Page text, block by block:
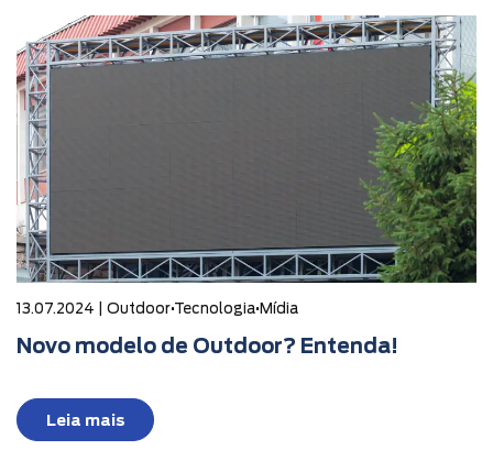
13.07.2024 | Outdoor•Tecnologia• Mídia
Novo modelo de Outdoor? Entenda!
Leia mais